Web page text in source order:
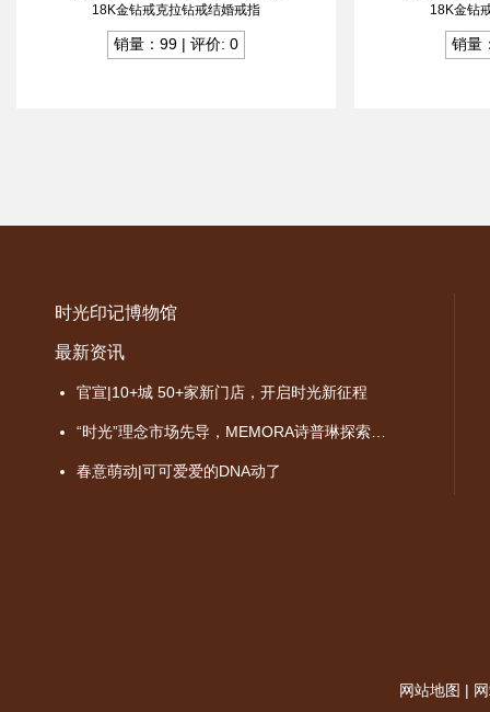
18K金钻戒克拉钻戒结婚戒指
销量：99 | 评价: 0
18K金钻
销量
时光印记博物馆
最新资讯
官宣|10+城 50+家新门店，开启时光新征程
春意萌动|可可爱爱的DNA动了
网站地图 |